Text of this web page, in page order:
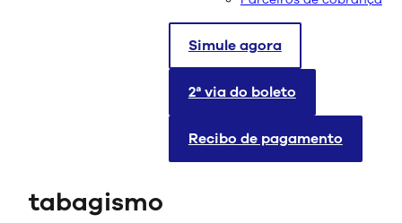
Simule agora
2ª via do boleto
Recibo de pagamento
O ato de parar de fumar pode parecer difícil, mas
algumas mudanças na rotina já podem ajudar neste
momento. Alguns alimentos podem ser benéficos na
hora de largar o cigarro. Conheça alimentos para deixar
Alimentos contra o
tabagismo